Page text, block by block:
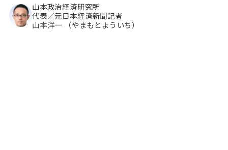
山本政治経済研究所
代表／元日本経済新聞記者
山本洋一
（やまもとよういち）